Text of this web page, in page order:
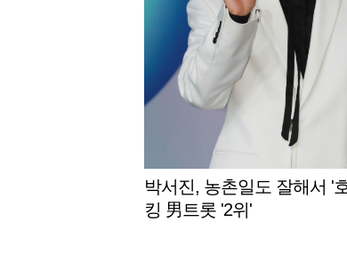
박서진, 농촌일도 잘해서 '
킹 男트롯 '2위'